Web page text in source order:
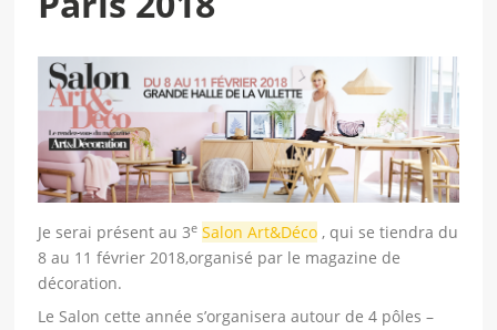
Je serai présent au 3e Salon Art&Déco , qui se tiendra du
8 au 11 février 2018,organisé par le magazine de
décoration.
Le Salon cette année s’organisera autour de 4 pôles –